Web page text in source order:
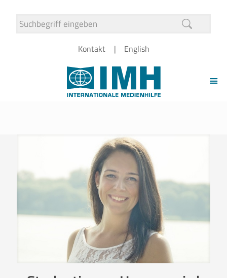
Kontakt English